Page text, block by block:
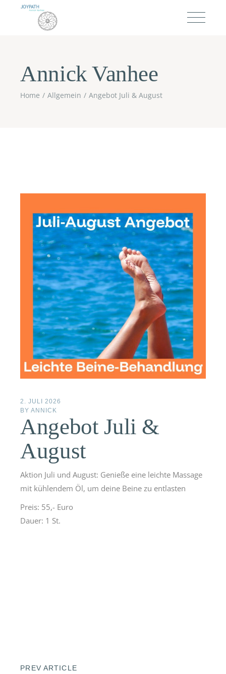
Annick Vanhee
Home Allgemein Angebot Juli & August
2. JULI 2026
BY ANNICK
Angebot Juli &
August
Aktion Juli und August: Genieße eine leichte Massage
mit kühlendem Öl, um deine Beine zu entlasten
Preis: 55,- Euro
Dauer: 1 St.
PREV ARTICLE